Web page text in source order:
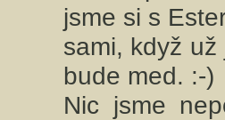
jsme si s
sami, když
bude med. :-)
Nic jsme